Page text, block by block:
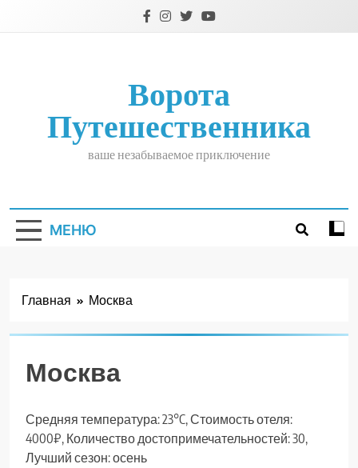
Ворота
Путешественника
ваше незабываемое приключение
МЕНЮ
Главная Москва
Москва
Средняя температура: 23°C, Стоимость отеля:
4000₽, Количество достопримечательностей: 30,
Лучший сезон: осень